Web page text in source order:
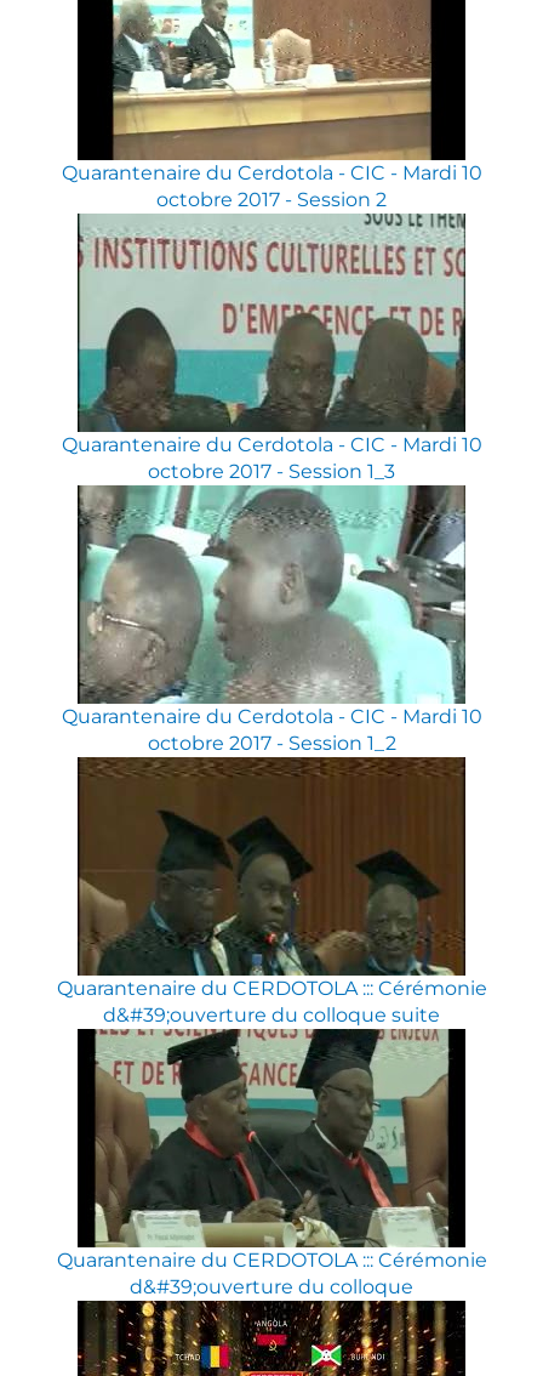
Quarantenaire du Cerdotola - CIC - Mardi 10
octobre 2017 - Session 2
Quarantenaire du Cerdotola - CIC - Mardi 10
octobre 2017 - Session 1_3
Quarantenaire du Cerdotola - CIC - Mardi 10
octobre 2017 - Session 1_2
Quarantenaire du CERDOTOLA ::: Cérémonie
d&#39;ouverture du colloque suite
Quarantenaire du CERDOTOLA ::: Cérémonie
d&#39;ouverture du colloque